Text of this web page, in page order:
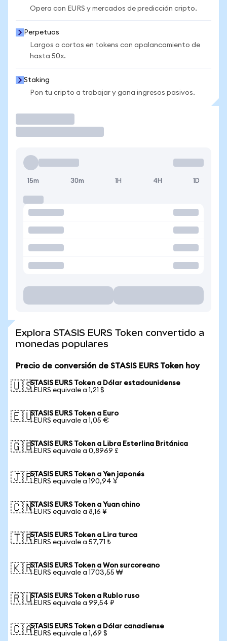
Opera con EURS y mercados de predicción cripto.
Perpetuos
Largos o cortos en tokens con apalancamiento de
hasta 50x.
Staking
Pon tu cripto a trabajar y gana ingresos pasivos.
15m 30m 1H 4H 1D
Explora STASIS EURS Token convertido a
monedas populares
Precio de conversión de STASIS EURS Token hoy
🇺🇸STASIS EURS Token a Dólar estadounidense
1 EURS equivale a 1,21 $
🇪🇺STASIS EURS Token a Euro
1 EURS equivale a 1,05 €
🇬🇧STASIS EURS Token a Libra Esterlina Británica
1 EURS equivale a 0,8969 £
🇯🇵STASIS EURS Token a Yen japonés
1 EURS equivale a 190,94 ¥
🇨🇳STASIS EURS Token a Yuan chino
1 EURS equivale a 8,16 ¥
🇹🇷STASIS EURS Token a Lira turca
1 EURS equivale a 57,71 ₺
🇰🇷STASIS EURS Token a Won surcoreano
1 EURS equivale a 1703,55 ₩
🇷🇺STASIS EURS Token a Rublo ruso
1 EURS equivale a 99,54 ₽
🇨🇦STASIS EURS Token a Dólar canadiense
1 EURS equivale a 1,69 $